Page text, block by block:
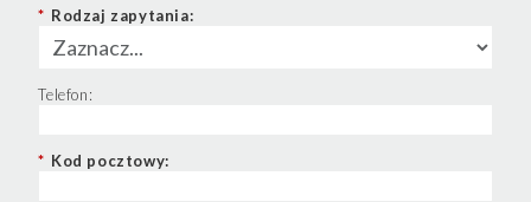
* Rodzaj zapytania:
Telefon:
* Kod pocztowy: